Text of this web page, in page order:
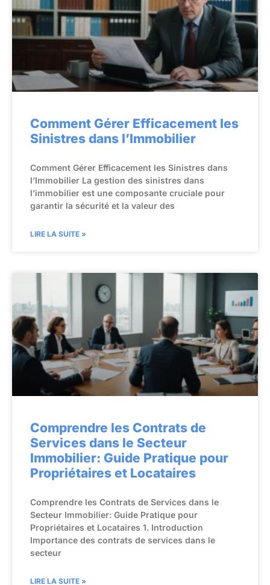
Comment Gérer Efficacement les
Sinistres dans l’Immobilier
Comment Gérer Efficacement les Sinistres dans
l’Immobilier La gestion des sinistres dans
l’immobilier est une composante cruciale pour
garantir la sécurité et la valeur des
LIRE LA SUITE »
Comprendre les Contrats de
Services dans le Secteur
Immobilier: Guide Pratique pour
Propriétaires et Locataires
Comprendre les Contrats de Services dans le
Secteur Immobilier: Guide Pratique pour
Propriétaires et Locataires 1. Introduction
Importance des contrats de services dans le
secteur
LIRE LA SUITE »